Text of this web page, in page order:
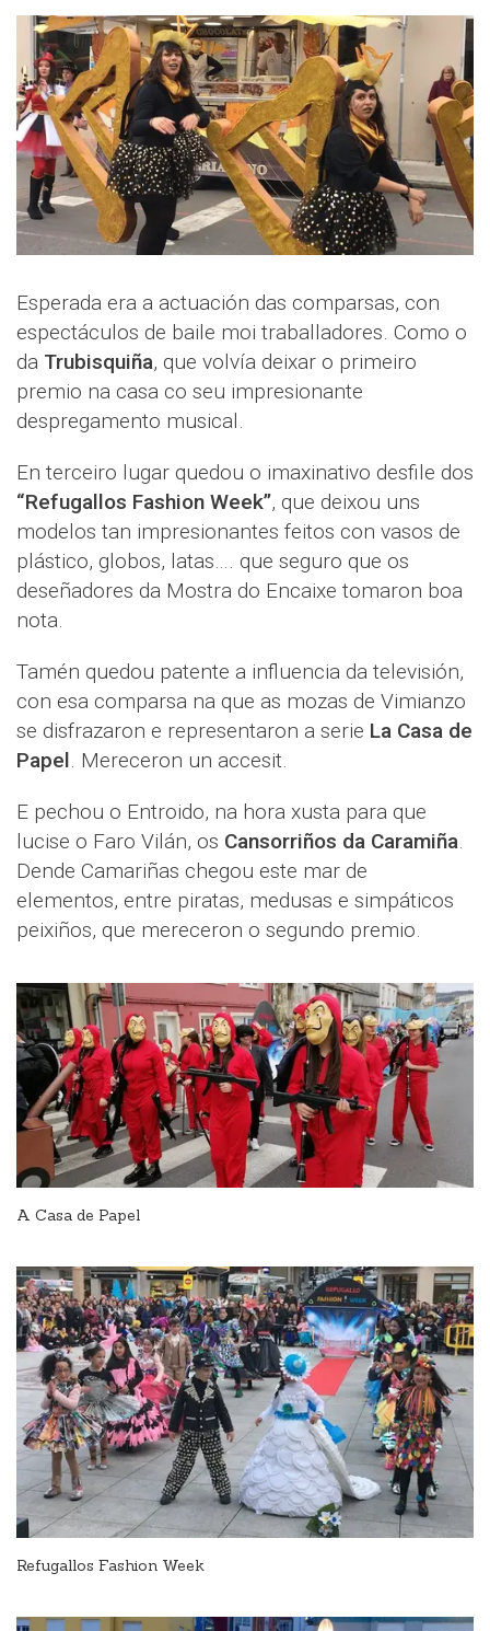
Esperada era a actuación das comparsas, con
espectáculos de baile moi traballadores. Como o
da Trubisquiña, que volvía deixar o primeiro
premio na casa co seu impresionante
despregamento musical.
En terceiro lugar quedou o imaxinativo desfile dos
“Refugallos Fashion Week”, que deixou uns
modelos tan impresionantes feitos con vasos de
plástico, globos, latas…. que seguro que os
deseñadores da Mostra do Encaixe tomaron boa
nota.
Tamén quedou patente a influencia da televisión,
con esa comparsa na que as mozas de Vimianzo
se disfrazaron e representaron a serie La Casa de
Papel. Mereceron un accesit.
E pechou o Entroido, na hora xusta para que
lucise o Faro Vilán, os Cansorriños da Caramiña.
Dende Camariñas chegou este mar de
elementos, entre piratas, medusas e simpáticos
peixiños, que mereceron o segundo premio.
A Casa de Papel
Refugallos Fashion Week